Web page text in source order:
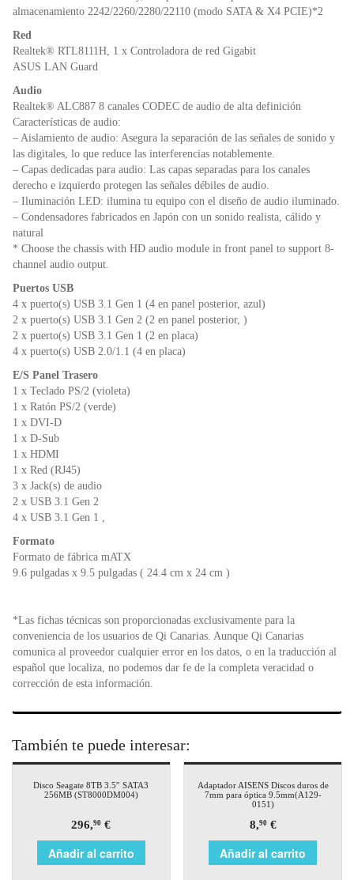
almacenamiento 2242/2260/2280/22110 (modo SATA & X4 PCIE)*2
Red
Realtek® RTL8111H, 1 x Controladora de red Gigabit
ASUS LAN Guard
Audio
Realtek® ALC887 8 canales CODEC de audio de alta definición
Características de audio:
– Aislamiento de audio: Asegura la separación de las señales de sonido y
las digitales, lo que reduce las interferencias notablemente.
– Capas dedicadas para audio: Las capas separadas para los canales
derecho e izquierdo protegen las señales débiles de audio.
– Iluminación LED: ilumina tu equipo con el diseño de audio iluminado.
– Condensadores fabricados en Japón con un sonido realista, cálido y
natural
* Choose the chassis with HD audio module in front panel to support 8-
channel audio output.
Puertos USB
4 x puerto(s) USB 3.1 Gen 1 (4 en panel posterior, azul)
2 x puerto(s) USB 3.1 Gen 2 (2 en panel posterior, )
2 x puerto(s) USB 3.1 Gen 1 (2 en placa)
4 x puerto(s) USB 2.0/1.1 (4 en placa)
E/S Panel Trasero
1 x Teclado PS/2 (violeta)
1 x Ratón PS/2 (verde)
1 x DVI-D
1 x D-Sub
1 x HDMI
1 x Red (RJ45)
3 x Jack(s) de audio
2 x USB 3.1 Gen 2
4 x USB 3.1 Gen 1 ,
Formato
Formato de fábrica mATX
9.6 pulgadas x 9.5 pulgadas ( 24.4 cm x 24 cm )
*Las fichas técnicas son proporcionadas exclusivamente para la
conveniencia de los usuarios de Qi Canarias. Aunque Qi Canarias
comunica al proveedor cualquier error en los datos, o en la traducción al
español que localiza, no podemos dar fe de la completa veracidad o
corrección de esta información.
También te puede interesar:
Disco Seagate 8TB 3.5″ SATA3
256MB (ST8000DM004)
296,90 €
Añadir al carrito
Adaptador AISENS Discos duros de
7mm para óptica 9.5mm(A129-
0151)
8,90€
Añadir al carrito